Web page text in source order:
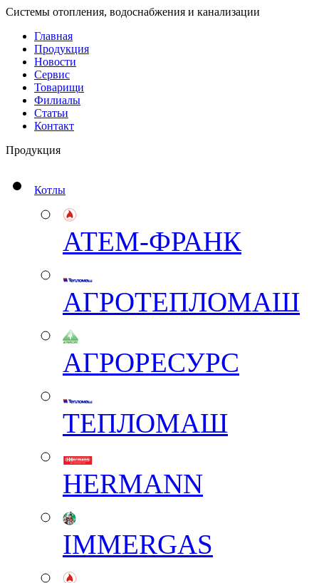
Системы отопления, водоснабжения и канализации
Главная
Продукция
Новости
Сервис
Товарищи
Филиалы
Статьи
Контакт
Продукция
Котлы
АТЕМ-ФРАНК
АГРОТЕПЛОМАШ
АГРОРЕСУРС
ТЕПЛОМАШ
HERMANN
IMMERGAS